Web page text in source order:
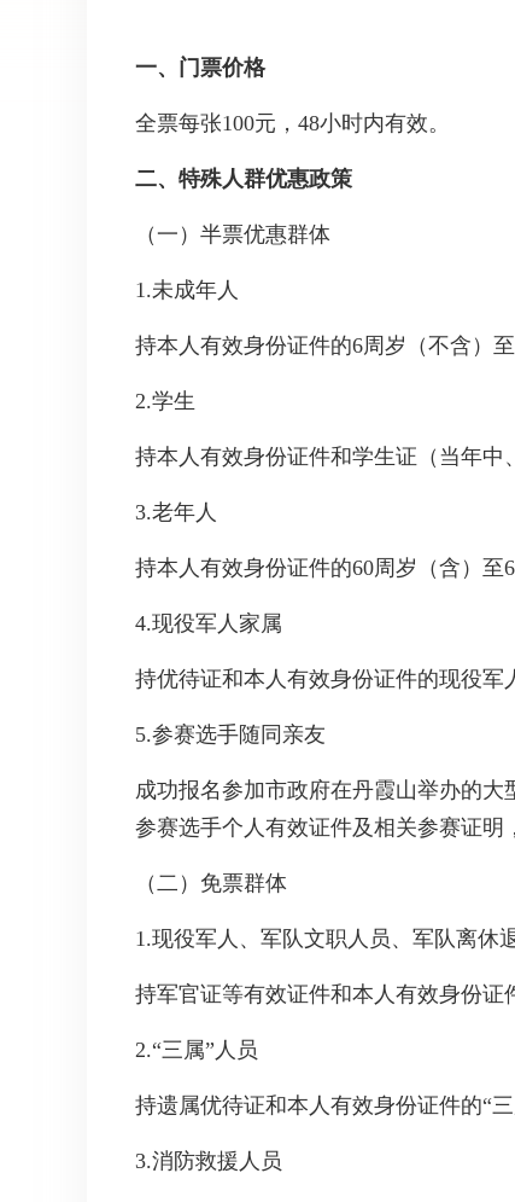
一、门票价格
全票每张100元，48小时内有效。
二、特殊人群优惠政策
（一）半票优惠群体
1.未成年人
持本人有效身份证件的6周岁（不含）
2.学生
持本人有效身份证件和学生证（当年中
3.老年人
持本人有效身份证件的60周岁（含）至
4.现役军人家属
持优待证和本人有效身份证件的现役军
5.参赛选手随同亲友
成功报名参加市政府在丹霞山举办的
参赛选手个人有效证件及相关参赛证明
（二）免票群体
1.现役军人、军队文职人员、军队离休
持军官证等有效证件和本人有效身份证
2.“三属”人员
持遗属优待证和本人有效身份证件的“三
3.消防救援人员